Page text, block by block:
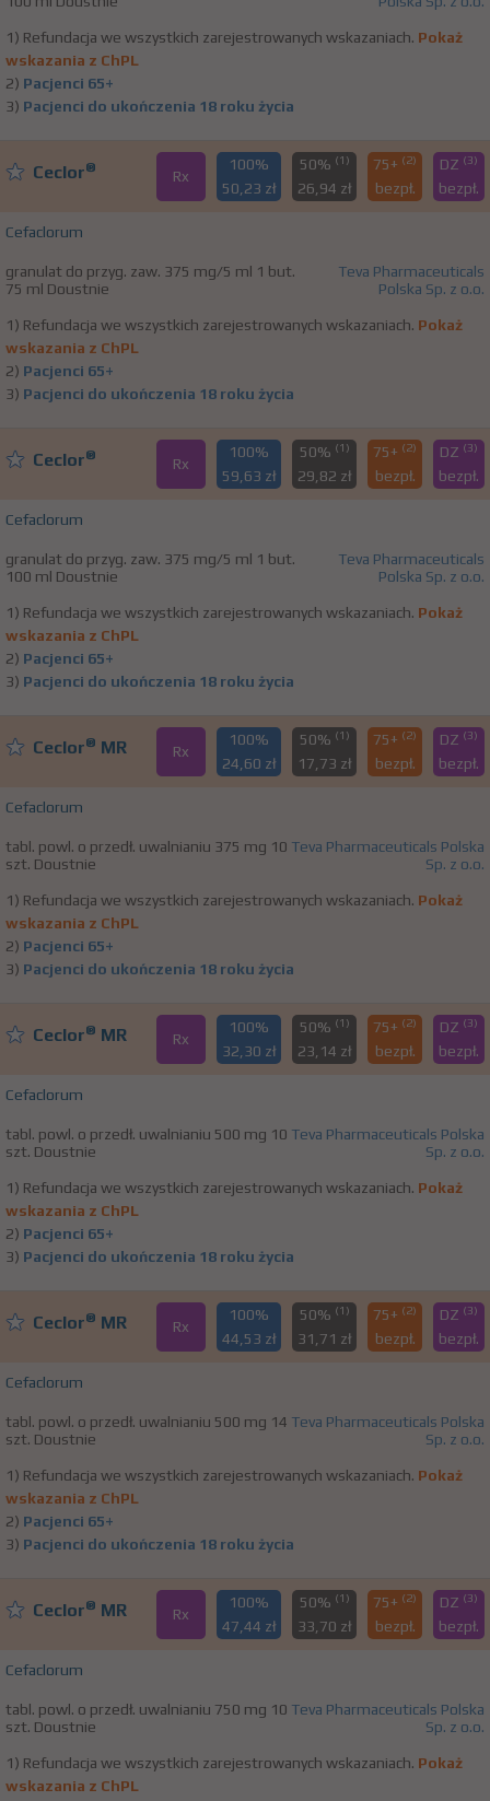
1) Refundacja we wszystkich zarejestrowanych wskazaniach. Pokaż
wskazania z ChPL
2) Pacjenci 65+
3) Pacjenci do ukończenia 18 roku życia
Ceclor® Rx
100%
50,23 zł
50% (1)
26,94 zł
75+ (2)
bezpł.
DZ (3)
bezpł.
Cefaclorum
granulat do przyg. zaw. 375 mg/5 ml 1 but.
75 ml Doustnie
Teva Pharmaceuticals
Polska Sp. z o.o.
1) Refundacja we wszystkich zarejestrowanych wskazaniach. Pokaż
wskazania z ChPL
2) Pacjenci 65+
3) Pacjenci do ukończenia 18 roku życia
Ceclor® Rx
100%
59,63 zł
50% (1)
29,82 zł
75+ (2)
bezpł.
DZ (3)
bezpł.
Cefaclorum
granulat do przyg. zaw. 375 mg/5 ml 1 but.
100 ml Doustnie
Teva Pharmaceuticals
Polska Sp. z o.o.
1) Refundacja we wszystkich zarejestrowanych wskazaniach. Pokaż
wskazania z ChPL
2) Pacjenci 65+
3) Pacjenci do ukończenia 18 roku życia
Ceclor® MR Rx
100%
24,60 zł
50% (1)
17,73 zł
75+ (2)
bezpł.
DZ (3)
bezpł.
Cefaclorum
tabl. powl. o przedł. uwalnianiu 375 mg 10
szt. Doustnie
Teva Pharmaceuticals Polska
Sp. z o.o.
1) Refundacja we wszystkich zarejestrowanych wskazaniach. Pokaż
wskazania z ChPL
2) Pacjenci 65+
3) Pacjenci do ukończenia 18 roku życia
Ceclor® MR Rx
100%
32,30 zł
50% (1)
23,14 zł
75+ (2)
bezpł.
DZ (3)
bezpł.
Cefaclorum
tabl. powl. o przedł. uwalnianiu 500 mg 10
szt. Doustnie
Teva Pharmaceuticals Polska
Sp. z o.o.
1) Refundacja we wszystkich zarejestrowanych wskazaniach. Pokaż
wskazania z ChPL
2) Pacjenci 65+
3) Pacjenci do ukończenia 18 roku życia
Ceclor® MR Rx
100%
44,53 zł
50% (1)
31,71 zł
75+ (2)
bezpł.
DZ (3)
bezpł.
Cefaclorum
tabl. powl. o przedł. uwalnianiu 500 mg 14
szt. Doustnie
Teva Pharmaceuticals Polska
Sp. z o.o.
1) Refundacja we wszystkich zarejestrowanych wskazaniach. Pokaż
wskazania z ChPL
2) Pacjenci 65+
3) Pacjenci do ukończenia 18 roku życia
Ceclor® MR Rx
100%
47,44 zł
50% (1)
33,70 zł
75+ (2)
bezpł.
DZ (3)
bezpł.
Cefaclorum
tabl. powl. o przedł. uwalnianiu 750 mg 10
szt. Doustnie
Teva Pharmaceuticals Polska
Sp. z o.o.
1) Refundacja we wszystkich zarejestrowanych wskazaniach. Pokaż
wskazania z ChPL